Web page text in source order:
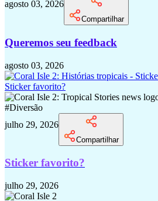
agosto 03, 2026
Compartilhar
Queremos seu feedback
agosto 03, 2026
Sticker favorito?
#Diversão
julho 29, 2026
Compartilhar
Sticker favorito?
julho 29, 2026